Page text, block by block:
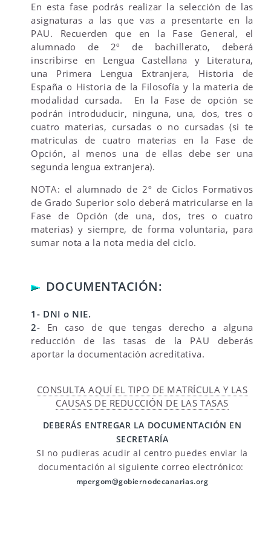
En esta fase podrás realizar la selección de las
asignaturas a las que vas a presentarte en la
PAU. Recuerden que en la Fase General, el
alumnado de 2º de bachillerato, deberá
inscribirse en Lengua Castellana y Literatura,
una Primera Lengua Extranjera, Historia de
España o Historia de la Filosofía y la materia de
modalidad cursada. En la Fase de opción se
podrán introduducir, ninguna, una, dos, tres o
cuatro materias, cursadas o no cursadas (si te
matriculas de cuatro materias en la Fase de
Opción, al menos una de ellas debe ser una
segunda lengua extranjera).
NOTA: el alumnado de 2º de Ciclos Formativos
de Grado Superior solo deberá matricularse en la
Fase de Opción (de una, dos, tres o cuatro
materias) y siempre, de forma voluntaria, para
sumar nota a la nota media del ciclo.
DOCUMENTACIÓN:
1- DNI o NIE.
2- En caso de que tengas derecho a alguna
reducción de las tasas de la PAU deberás
aportar la documentación acreditativa.
CONSULTA AQUÍ EL TIPO DE MATRÍCULA Y LAS
CAUSAS DE REDUCCIÓN DE LAS TASAS
DEBERÁS ENTREGAR LA DOCUMENTACIÓN EN
SECRETARÍA
SI no pudieras acudir al centro puedes enviar la
documentación al siguiente correo electrónico:
mpergom@gobiernodecanarias.org